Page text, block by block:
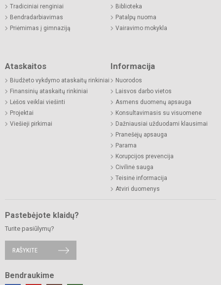
Tradiciniai renginiai
Bendradarbiavimas
Priėmimas į gimnaziją
Biblioteka
Patalpų nuoma
Vairavimo mokykla
Ataskaitos
Biudžeto vykdymo ataskaitų rinkiniai
Finansinių ataskaitų rinkiniai
Lėšos veiklai viešinti
Projektai
Viešieji pirkimai
Informacija
Nuorodos
Laisvos darbo vietos
Asmens duomenų apsauga
Konsultavimasis su visuomene
Dažniausiai užduodami klausimai
Pranešėjų apsauga
Parama
Korupcijos prevencija
Civilinė sauga
Teisinė informacija
Atviri duomenys
Pastebėjote klaidų?
Turite pasiūlymų?
RAŠYKITE
Bendraukime